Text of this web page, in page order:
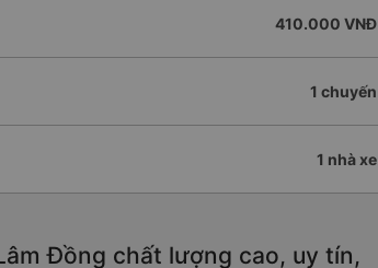
410.000 VNĐ
1 chuyến
1 nhà xe
Đồng chất lượng cao, uy tín,